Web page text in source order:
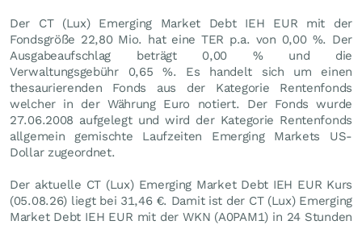
Der CT (Lux) Emerging Market Debt IEH EUR mit der
Fondsgröße 22,80 Mio. hat eine TER p.a. von 0,00 %. Der
Ausgabeaufschlag beträgt 0,00 % und die
Verwaltungsgebühr 0,65 %. Es handelt sich um einen
thesaurierenden Fonds aus der Kategorie Rentenfonds
welcher in der Währung Euro notiert. Der Fonds wurde
27.06.2008 aufgelegt und wird der Kategorie Rentenfonds
allgemein gemischte Laufzeiten Emerging Markets US-
Dollar zugeordnet.
Der aktuelle CT (Lux) Emerging Market Debt IEH EUR Kurs
(05.08.26) liegt bei 31,46 €. Damit ist der CT (Lux) Emerging
Market Debt IEH EUR mit der WKN (A0PAM1) in 24 Stunden